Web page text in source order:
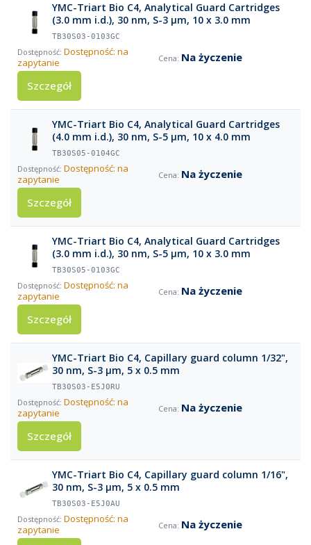
YMC-Triart Bio C4, Analytical Guard Cartridges
(3.0 mm i.d.), 30 nm, S-3 µm, 10 x 3.0 mm
TB30S03-0103GC
Dostępność: na
zapytanie
Na życzenie
Szczegół
YMC-Triart Bio C4, Analytical Guard Cartridges
(4.0 mm i.d.), 30 nm, S-5 µm, 10 x 4.0 mm
TB30S05-0104GC
Dostępność: na
zapytanie
Na życzenie
Szczegół
YMC-Triart Bio C4, Analytical Guard Cartridges
(3.0 mm i.d.), 30 nm, S-5 µm, 10 x 3.0 mm
TB30S05-0103GC
Dostępność: na
zapytanie
Na życzenie
Szczegół
YMC-Triart Bio C4, Capillary guard column 1/32",
30 nm, S-3 µm, 5 x 0.5 mm
TB30S03-E5J0RU
Dostępność: na
zapytanie
Na życzenie
Szczegół
YMC-Triart Bio C4, Capillary guard column 1/16",
30 nm, S-3 µm, 5 x 0.5 mm
TB30S03-E5J0AU
Dostępność: na
zapytanie
Na życzenie